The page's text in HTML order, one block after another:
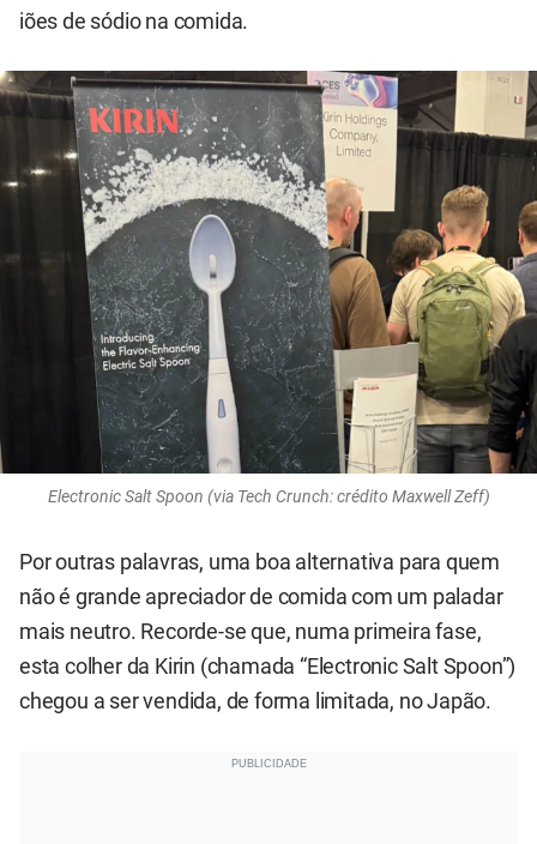
iões de sódio na comida.
Electronic Salt Spoon (via Tech Crunch: crédito Maxwell Zeff)
Por outras palavras, uma boa alternativa para quem
não é grande apreciador de comida com um paladar
mais neutro. Recorde-se que, numa primeira fase,
esta colher da Kirin (chamada “Electronic Salt Spoon”)
chegou a ser vendida, de forma limitada, no Japão.